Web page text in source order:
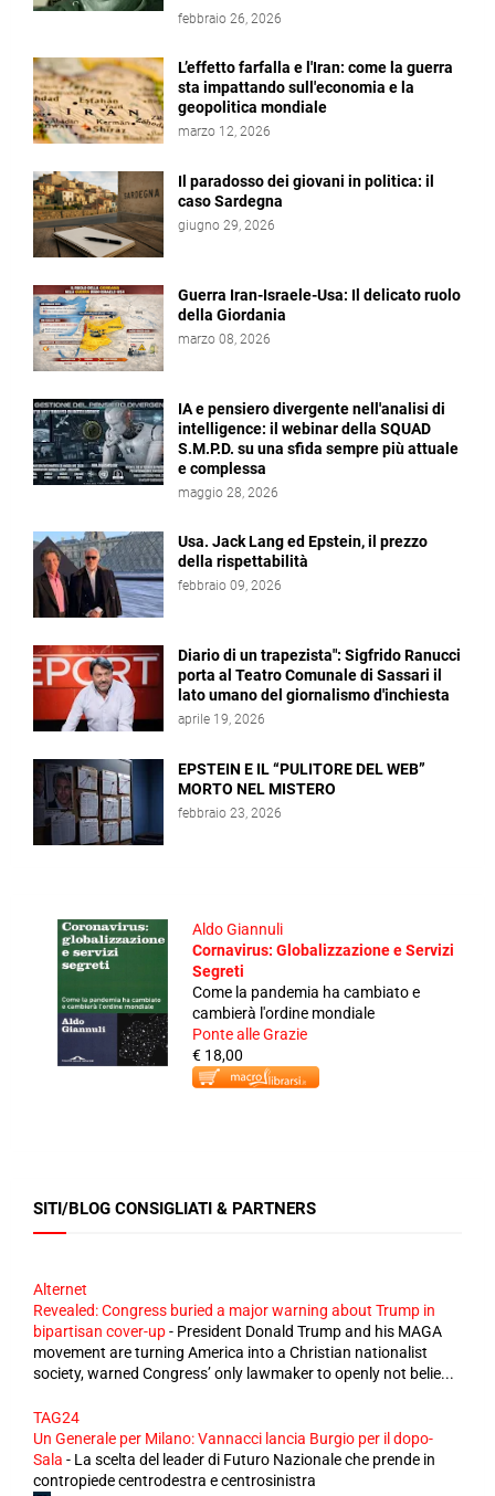
febbraio 26, 2026
L’effetto farfalla e l'Iran: come la guerra
sta impattando sull'economia e la
geopolitica mondiale
marzo 12, 2026
Il paradosso dei giovani in politica: il
caso Sardegna
giugno 29, 2026
Guerra Iran-Israele-Usa: Il delicato ruolo
della Giordania
marzo 08, 2026
IA e pensiero divergente nell'analisi di
intelligence: il webinar della SQUAD
S.M.P.D. su una sfida sempre più attuale
e complessa
maggio 28, 2026
Usa. Jack Lang ed Epstein, il prezzo
della rispettabilità
febbraio 09, 2026
Diario di un trapezista": Sigfrido Ranucci
porta al Teatro Comunale di Sassari il
lato umano del giornalismo d'inchiesta
aprile 19, 2026
EPSTEIN E IL “PULITORE DEL WEB”
MORTO NEL MISTERO
febbraio 23, 2026
Aldo Giannuli
Cornavirus: Globalizzazione e Servizi
Segreti
Come la pandemia ha cambiato e
cambierà l'ordine mondiale
Ponte alle Grazie
€ 18,00
SITI/BLOG CONSIGLIATI & PARTNERS
Alternet
Revealed: Congress buried a major warning about Trump in
bipartisan cover-up- President Donald Trump and his MAGA
movement are turning America into a Christian nationalist
society, warned Congress’ only lawmaker to openly not belie...
TAG24
Un Generale per Milano: Vannacci lancia Burgio per il dopo-
Sala - La scelta del leader di Futuro Nazionale che prende in
contropiede centrodestra e centrosinistra